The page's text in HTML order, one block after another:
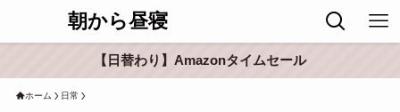
朝から昼寝
【日替わり】Amazonタイムセール
ホーム 日常